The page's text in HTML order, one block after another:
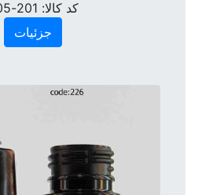
کد کالا: 201-205
جزئیات